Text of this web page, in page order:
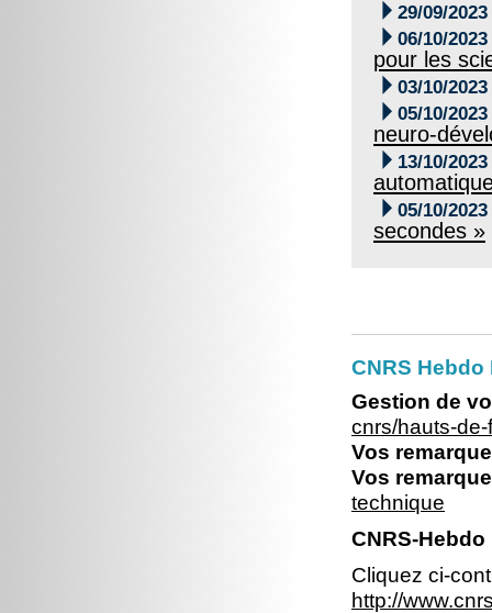
 29/09/2023
 06/10/2023
pour les
 03/10/2023
 05/10/2023
neuro-
 13/10/2023
 05/10/2023
secondes »
CNRS
Gestion de
cnrs/hauts-
Vos
Vos
technique
CNRS-
Cliquez ci-
http://